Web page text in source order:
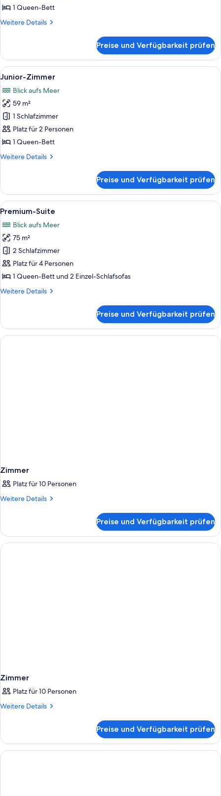
1 Queen-Bett
Weitere Details
Weitere
Doppelzimmer
Preise und Verfügbarkeit prüfen
Alle
Fotos
für
Junior-
Zimmer
anzeigen
Ein modernes Schlafzimmer mit
3
Junior-Zimmer
Blick aufs Meer
59 m²
1 Schlafzimmer
Platz für 2 Personen
1 Queen-Bett
Weitere Details
Weitere
Zimmer
Preise und Verfügbarkeit prüfen
Alle
Fotos
für
Premium-
Suite
anzeigen
Ein Poolbereich mit Holzliegen,
9
Premium-Suite
Blick aufs Meer
75 m²
2 Schlafzimmer
Platz für 4 Personen
1 Queen-Bett und 2 Einzel-Schlafsofas
Weitere Details
Weitere
Suite
Preise und Verfügbarkeit prüfen
Zimmer
Platz für 10 Personen
Weitere Details
Weitere
Preise und Verfügbarkeit prüfen
Zimmer
Platz für 10 Personen
Weitere Details
Weitere
Preise und Verfügbarkeit prüfen